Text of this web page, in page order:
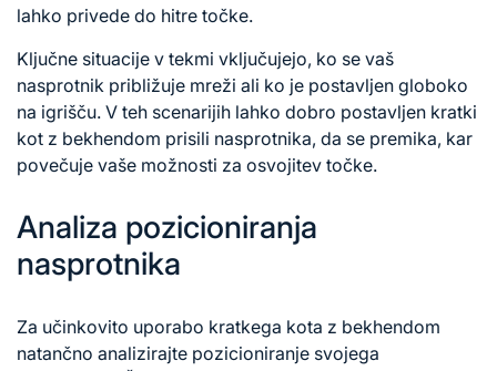
lahko privede do hitre točke.
Ključne situacije v tekmi vključujejo, ko se vaš
nasprotnik približuje mreži ali ko je postavljen globoko
na igrišču. V teh scenarijih lahko dobro postavljen kratki
kot z bekhendom prisili nasprotnika, da se premika, kar
povečuje vaše možnosti za osvojitev točke.
Analiza pozicioniranja
nasprotnika
Za učinkovito uporabo kratkega kota z bekhendom
natančno analizirajte pozicioniranje svojega